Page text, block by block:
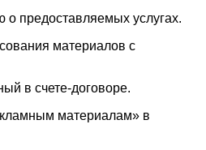
предоставляемых услугах.
материалов с
в счете-договоре.
материалам» в